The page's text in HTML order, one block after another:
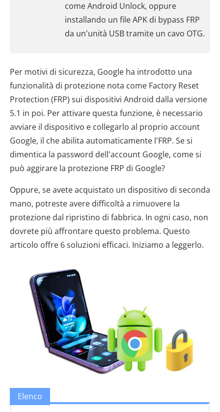
come Android Unlock, oppure
installando un file APK di bypass FRP
da un'unità USB tramite un cavo OTG.
Per motivi di sicurezza, Google ha introdotto una
funzionalità di protezione nota come Factory Reset
Protection (FRP) sui dispositivi Android dalla versione
5.1 in poi. Per attivare questa funzione, è necessario
avviare il dispositivo e collegarlo al proprio account
Google, il che abilita automaticamente l'FRP. Se si
dimentica la password dell'account Google, come si
può aggirare la protezione FRP di Google?
Oppure, se avete acquistato un dispositivo di seconda
mano, potreste avere difficoltà a rimuovere la
protezione dal ripristino di fabbrica. In ogni caso, non
dovrete più affrontare questo problema. Questo
articolo offre 6 soluzioni efficaci. Iniziamo a leggerlo.
Elenco